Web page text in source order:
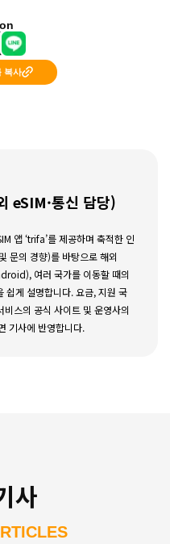
복사
eSIM·통신 담당)
앱 ‘trifa’를 제공하며 축적한 인
문의 경향)를 바탕으로 해외
여러 국가를 이동할 때의
쉽게 설명합니다. 요금, 지원 국
스의 공식 사이트 및 운영사의
기사에 반영합니다.
사